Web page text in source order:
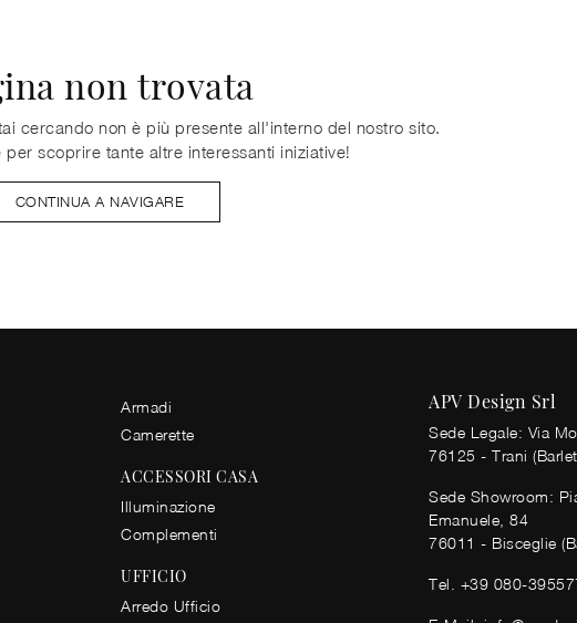
non trovata
cercando non è più presente all'interno del nostro sito.
per scoprire tante altre interessanti iniziative!
CONTINUA A NAVIGARE
Armadi
Camerette
ACCESSORI CASA
Illuminazione
Complementi
UFFICIO
Arredo Ufficio
APV Design Srl
Sede Legale: Via
76125 - Trani
Sede Showroom:
Emanuele, 84
76011 - Bisceglie
Tel. +39 080-